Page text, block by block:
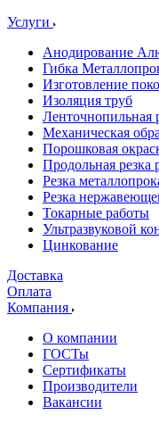
Услуги
Анодирование
Гибка
Изготовление
Изоляция труб
Ленточнопильная
Механическая
Порошковая
Продольная резка
Резка
Резка
Токарные работы
Ультразвуковой
Цинкование
Доставка
Оплата
Компания
О компании
ГОСТы
Сертификаты
Производители
Вакансии